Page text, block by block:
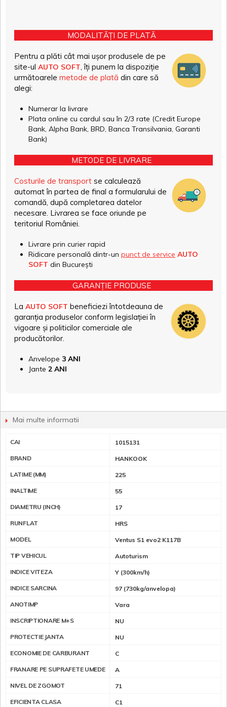
MODALITĂȚI DE PLATĂ
Pentru a plăti cât mai ușor produsele de pe
site-ul AUTO SOFT, îți punem la dispoziție
următoarele metode de plată din care să
alegi:
Numerar la livrare
Plata online cu cardul sau în 2/3 rate (Credit Europe
Bank, Alpha Bank, BRD, Banca Transilvania, Garanti
Bank)
METODE DE LIVRARE
Costurile de transport se calculează
automat în partea de final a formularului de
comandă, după completarea datelor
necesare. Livrarea se face oriunde pe
teritoriul României.
Livrare prin curier rapid
Ridicare personală dintr-un punct de service AUTO
SOFT din București
GARANȚIE PRODUSE
La AUTO SOFT beneficiezi întotdeauna de
garanția produselor conform legislației în
vigoare și politicilor comerciale ale
producătorilor.
Anvelope 3 ANI
Jante 2 ANI
Mai multe informatii
CAI 1015131
BRAND HANKOOK
LATIME (MM) 225
INALTIME 55
DIAMETRU (INCH) 17
RUNFLAT HRS
MODEL Ventus S1 evo2 K117B
TIP VEHICUL Autoturism
INDICE VITEZA Y (300km/h)
INDICE SARCINA 97 (730kg/anvelopa)
ANOTIMP Vara
INSCRIPTIONARE M+S NU
PROTECTIE JANTA NU
ECONOMIE DE CARBURANT C
FRANARE PE SUPRAFETE UMEDE A
NIVEL DE ZGOMOT 71
EFICIENTA CLASA C1